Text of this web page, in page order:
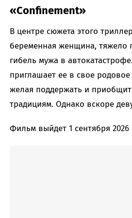
«Confinement»
В центре сюжета этого
беременная женщина, тяжело
гибель мужа в
приглашает ее в свое
желая поддержать и
традициям. Однако вскоре
Фильм выйдет 1 сентября 2026